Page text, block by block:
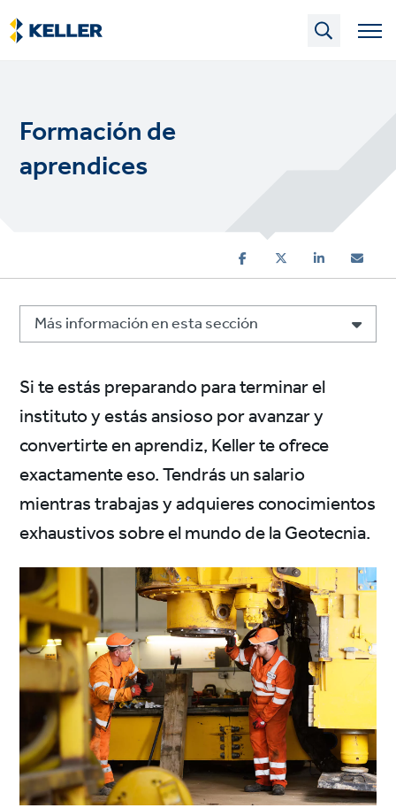
Skip
to
main
Formación de
aprendices
Más información en esta sección
Si te estás preparando para terminar el
instituto y estás ansioso por avanzar y
convertirte en aprendiz, Keller te ofrece
exactamente eso. Tendrás un salario
mientras trabajas y adquieres conocimientos
exhaustivos sobre el mundo de la Geotecnia.